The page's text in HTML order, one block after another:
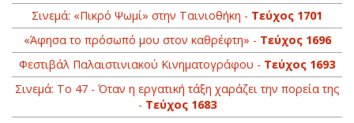
Σινεμά: «Πικρό Ψωμί» στην Ταινιοθήκη - Τεύχος 1701
«Άφησα το πρόσωπό μου στον καθρέφτη» - Τεύχος 1696
Φεστιβάλ Παλαιστινιακού Κινηματογράφου - Τεύχος 1693
Σινεμά: Το 47 - Όταν η εργατική τάξη χαράζει την πορεία της
- Τεύχος 1683